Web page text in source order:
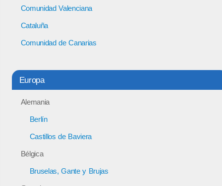
Comunidad Valenciana
Cataluña
Comunidad de Canarias
Europa
Alemania
Berlín
Castillos de Baviera
Bélgica
Bruselas, Gante y Brujas